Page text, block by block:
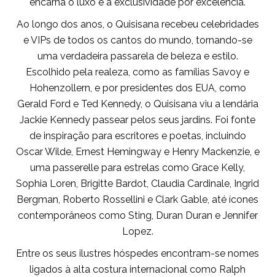
Ao longo dos anos, o Quisisana recebeu celebridades
e VIPs de todos os cantos do mundo, tornando-se
uma verdadeira passarela de beleza e estilo.
Escolhido pela realeza, como as famílias Savoy e
Hohenzollern, e por presidentes dos EUA, como
Gerald Ford e Ted Kennedy, o Quisisana viu a lendária
Jackie Kennedy passear pelos seus jardins. Foi fonte
de inspiração para escritores e poetas, incluindo
Oscar Wilde, Ernest Hemingway e Henry Mackenzie, e
uma passerelle para estrelas como Grace Kelly,
Sophia Loren, Brigitte Bardot, Claudia Cardinale, Ingrid
Bergman, Roberto Rossellini e Clark Gable, até ícones
contemporâneos como Sting, Duran Duran e Jennifer
Lopez.
Entre os seus ilustres hóspedes encontram-se nomes
ligados à alta costura internacional como Ralph